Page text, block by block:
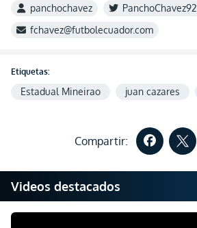
panchochavez
PanchoChavez92
fchavez@futbolecuador.com
Etiquetas:
Estadual Mineirao juan cazares
Compartir:
Videos destacados